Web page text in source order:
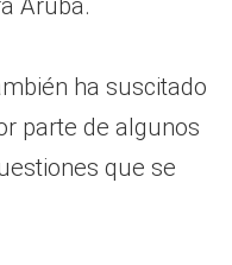
Aruba.
ha suscitado
parte de algunos
que se